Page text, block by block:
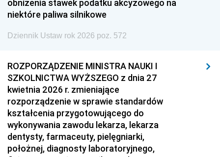
obniżenia stawek podatku akcyzowego na
niektóre paliwa silnikowe
Dziennik Ustaw rok 2026 poz. 572
ROZPORZĄDZENIE MINISTRA NAUKI I
SZKOLNICTWA WYŻSZEGO z dnia 27
kwietnia 2026 r. zmieniające
rozporządzenie w sprawie standardów
kształcenia przygotowującego do
wykonywania zawodu lekarza, lekarza
dentysty, farmaceuty, pielęgniarki,
położnej, diagnosty laboratoryjnego,